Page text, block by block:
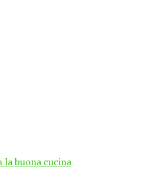
buona cucina